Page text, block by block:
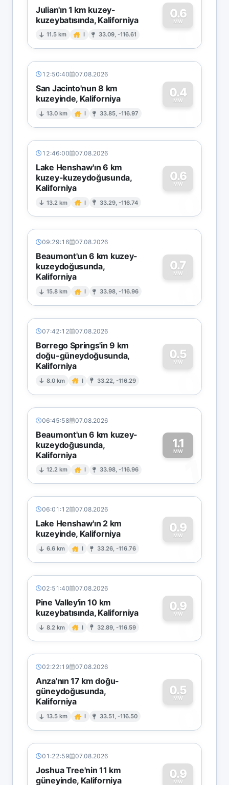
Julian'ın 1 km kuzey-
kuzeybatısında, Kaliforniya
11.5 km I 33.09, -116.61
0.6
MW
0
12:50:40 07.08.2026
San Jacinto'nun 8 km
kuzeyinde, Kaliforniya
13.0 km I 33.85, -116.97
0.4
MW
0
12:46:00 07.08.2026
Lake Henshaw'ın 6 km
kuzey-kuzeydoğusunda,
Kaliforniya
13.2 km I 33.29, -116.74
0.6
MW
0
09:29:16 07.08.2026
Beaumont'un 6 km kuzey-
kuzeydoğusunda,
Kaliforniya
15.8 km I 33.98, -116.96
0.7
MW
0
07:42:12 07.08.2026
Borrego Springs'in 9 km
doğu-güneydoğusunda,
Kaliforniya
8.0 km I 33.22, -116.29
0.5
MW
0
06:45:58 07.08.2026
Beaumont'un 6 km kuzey-
kuzeydoğusunda,
Kaliforniya
12.2 km I 33.98, -116.96
1.1
MW
1
06:01:12 07.08.2026
Lake Henshaw'ın 2 km
kuzeyinde, Kaliforniya
6.6 km I 33.26, -116.76
0.9
MW
0
02:51:40 07.08.2026
Pine Valley'in 10 km
kuzeybatısında, Kaliforniya
8.2 km I 32.89, -116.59
0.9
MW
0
02:22:19 07.08.2026
Anza'nın 17 km doğu-
güneydoğusunda,
Kaliforniya
13.5 km I 33.51, -116.50
0.5
MW
0
01:22:59 07.08.2026
Joshua Tree'nin 11 km
güneyinde, Kaliforniya
0.9
MW